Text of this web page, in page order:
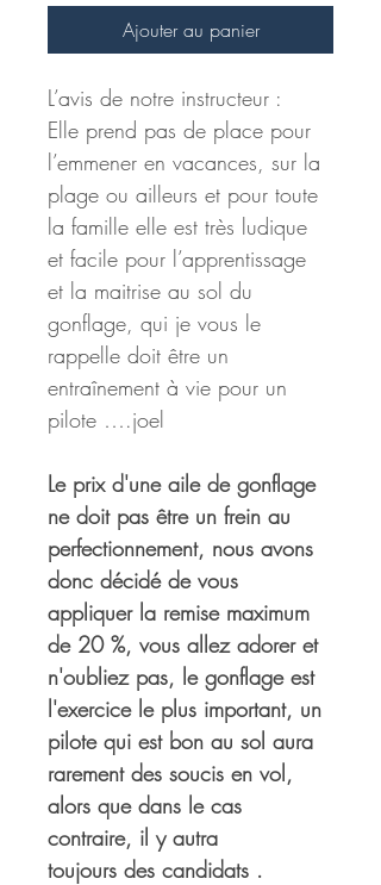
Ajouter au panier
L’avis de notre instructeur :
Elle prend pas de place pour
l’emmener en vacances, sur la
plage ou ailleurs et pour toute
la famille elle est très ludique
et facile pour l’apprentissage
et la maitrise au sol du
gonflage, qui je vous le
rappelle doit être un
entraînement à vie pour un
pilote ….joel
Le prix d'une aile de gonflage
ne doit pas être un frein au
perfectionnement, nous avons
donc décidé de vous
appliquer la remise maximum
de 20 %, vous allez adorer et
n'oubliez pas, le gonflage est
l'exercice le plus important, un
pilote qui est bon au sol aura
rarement des soucis en vol,
alors que dans le cas
contraire, il y autra
toujours des candidats .